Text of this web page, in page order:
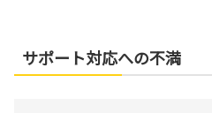
サポート対応への不満